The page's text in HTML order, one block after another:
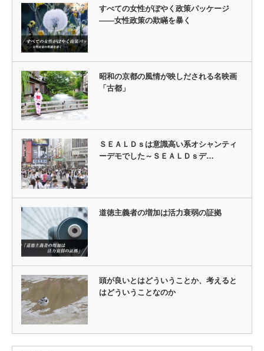
すべての女性がぼやく政策パッケージ
――女性政策の欺瞞を暴く
昭和の京都の風情が映しだされる名映画
「古都」
ＳＥＡＬＤｓは意識高い系オシャンティ
ーデモでした～ＳＥＡＬＤｓデ…
道徳主義者の増加は活力衰弱の証拠
頭が良いとはどういうことか、考えると
はどういうことなのか